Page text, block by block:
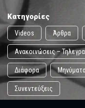
Κατηγορίες
Videos Άρθρα
Ανακοινώσεις –
Διάφορα
Συνεντεύξεις